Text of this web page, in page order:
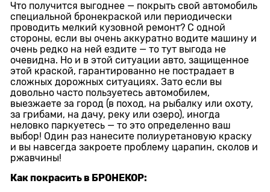
Что получится выгоднее — покрыть свой автомобиль
специальной бронекраской или периодически
проводить мелкий кузовной ремонт? С одной
стороны, если вы очень аккуратно водите машину и
очень редко на ней ездите — то тут выгода не
очевидна. Но и в этой ситуации авто, защищенное
этой краской, гарантированно не пострадает в
сложных дорожных ситуациях. Зато если вы
довольно часто пользуетесь автомобилем,
выезжаете за город (в поход, на рыбалку или охоту,
за грибами, на дачу, реку или озеро), иногда
неловко паркуетесь — то это определенно ваш
выбор! Один раз нанесите полиуретановую краску
и вы навсегда закроете проблему царапин, сколов и
ржавчины!
Как покрасить в БРОНЕКОР: